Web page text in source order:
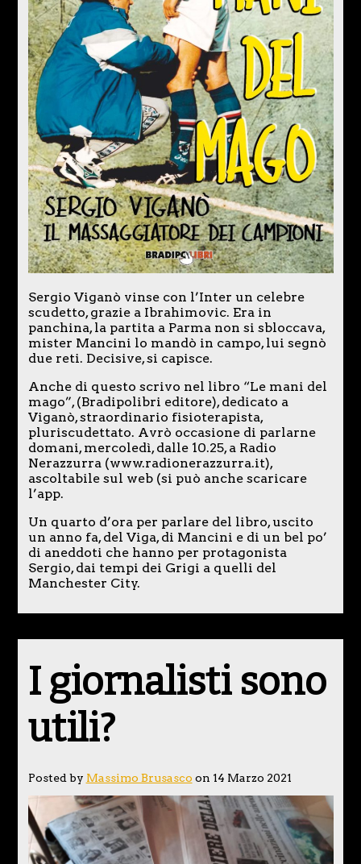
Sergio Viganò vinse con l’Inter un celebre
scudetto, grazie a Ibrahimovic. Era in
panchina, la partita a Parma non si sbloccava,
mister Mancini lo mandò in campo, lui segnò
due reti. Decisive, si capisce.
Anche di questo scrivo nel libro “Le mani del
mago”, (Bradipolibri editore), dedicato a
Viganò, straordinario fisioterapista,
pluriscudettato. Avrò occasione di parlarne
domani, mercoledì, dalle 10.25, a Radio
Nerazzurra (www.radionerazzurra.it),
ascoltabile sul web (si può anche scaricare
l’app.
Un quarto d’ora per parlare del libro, uscito
un anno fa, del Viga, di Mancini e di un bel po’
di aneddoti che hanno per protagonista
Sergio, dai tempi dei Grigi a quelli del
Manchester City.
I giornalisti sono
utili?
Posted by Massimo Brusasco on 14 Marzo 2021